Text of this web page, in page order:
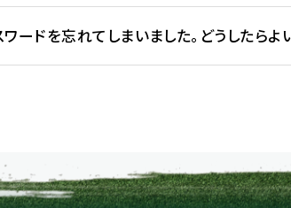
ードを忘れてしまいました。どうしたらよ